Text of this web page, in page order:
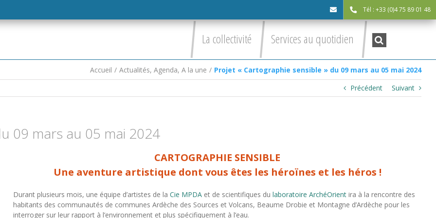
Tél : +33 (0)4 75 89 01 48
La collectivité Services au quotidien Recherche
:
Accueil / Actualités, Agenda, A la une / Projet « Cartographie sensible » du 09 mars au 05 mai 2024
Précédent
Suivant
09 mars au 05 mai 2024
CARTOGRAPHIE SENSIBLE
Une aventure artistique dont vous êtes les héroïnes et les héros !
Durant plusieurs mois, une équipe d’artistes de laCie MPDA et de scientifiques dulaboratoire ArchéOrient ira à la rencontre des
habitants des communautés de communes Ardèche des Sources et Volcans, Beaume Drobie et Montagne d’Ardèche pour les
interroger sur leur rapport à l’environnement et plus spécifiquement à l’eau.